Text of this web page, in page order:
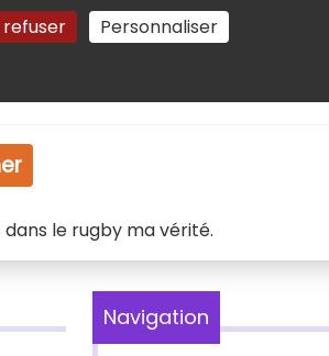
Personnaliser
des cookies
dans le rugby ma vérité.
Navigation